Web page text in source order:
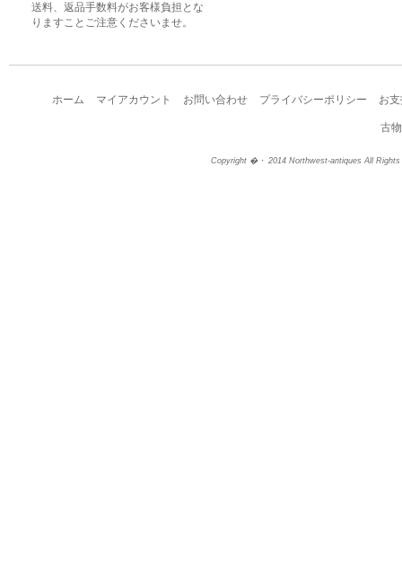
送料、返品手数料がお客様負担とな
りますことご注意くださいませ。
ホーム マイアカウント お問い合わせ プライバシーポリシー お
古
Copyright �・ 2014 Northwest-antiques All